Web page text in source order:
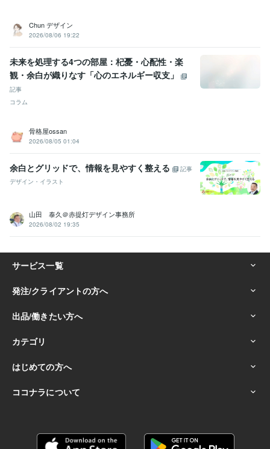
Chun デザイン
2026/08/06 19:22
未来を処理する4つの部屋：杞憂・心配性・楽
観・余白が織りなす「心のエネルギー収支」
記事
コラム
骨格屋ossan
2026/08/05 01:04
余白とグリッドで、情報を見やすく整える
記事
デザイン・イラスト
山田 泰久＠赤提灯デザイン事務所
2026/08/02 19:35